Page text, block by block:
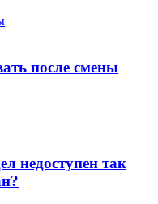
после смены
недоступен так